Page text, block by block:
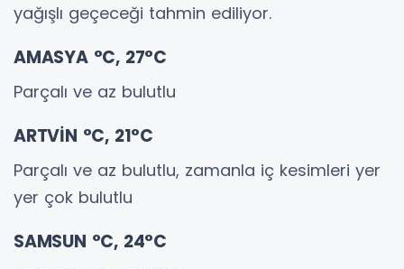
yağışlı geçeceği tahmin ediliyor.
AMASYA °C, 27°C
Parçalı ve az bulutlu
ARTVİN °C, 21°C
Parçalı ve az bulutlu, zamanla iç kesimleri yer
yer çok bulutlu
SAMSUN °C, 24°C